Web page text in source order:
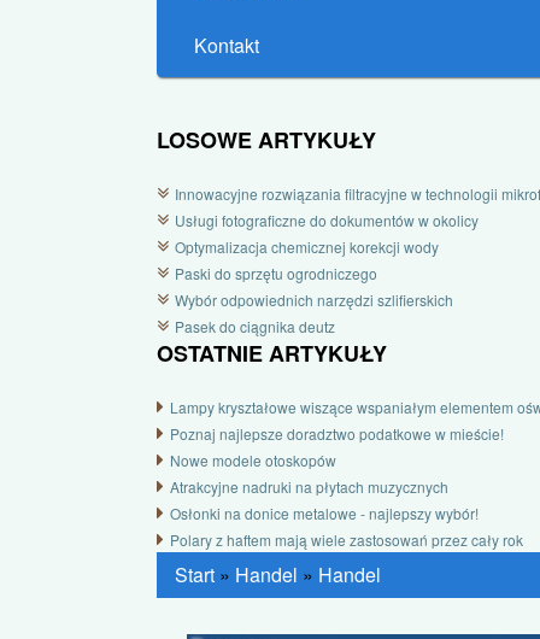
Kontakt
LOSOWE ARTYKUŁY
Innowacyjne rozwiązania filtracyjne w technologii
Usługi fotograficzne do dokumentów w okolicy
Optymalizacja chemicznej korekcji wody
Paski do sprzętu ogrodniczego
Wybór odpowiednich narzędzi szlifierskich
Pasek do ciągnika deutz
OSTATNIE ARTYKUŁY
Lampy kryształowe wiszące wspaniałym elementem
Poznaj najlepsze doradztwo podatkowe w mieście!
Nowe modele otoskopów
Atrakcyjne nadruki na płytach muzycznych
Osłonki na donice metalowe - najlepszy wybór!
Polary z haftem mają wiele zastosowań przez cały rok
Start » Handel » Handel